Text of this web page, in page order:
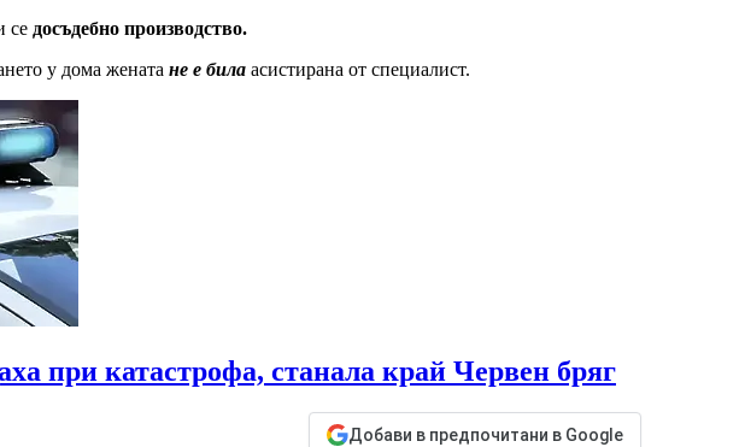
се досъдебно производство.
у дома жената не е била асистирана от специалист.
при катастрофа, станала край Червен бряг
Добави в предпочитани в Google